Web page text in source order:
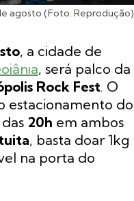
agosto (Foto: Reprodução)
, a cidade de
, será palco da
Rock Fest. O
estacionamento do
20h em ambos
, basta doar 1kg
na porta do